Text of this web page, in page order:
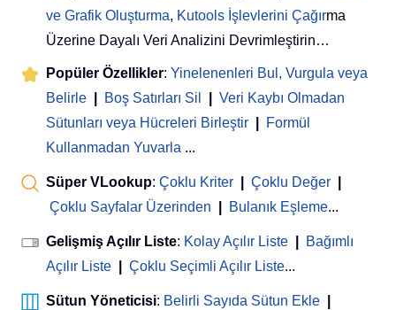
ve Grafik Oluşturma, Kutools İşlevlerini Çağırma
Üzerine Dayalı Veri Analizini Devrimleştirin…
Popüler Özellikler: Yinelenenleri Bul, Vurgula veya
Belirle
Boş Satırları Sil
Veri Kaybı Olmadan
Sütunları veya Hücreleri Birleştir
Formül
Kullanmadan Yuvarla ...
Süper VLookup: Çoklu Kriter Çoklu Değer
Çoklu Sayfalar Üzerinden
Bulanık Eşleme...
Gelişmiş Açılır Liste: Kolay Açılır Liste
Bağımlı
Açılır Liste
Çoklu Seçimli Açılır Liste...
Sütun Yöneticisi: Belirli Sayıda Sütun Ekle